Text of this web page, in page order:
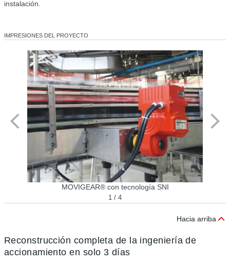
instalación.
IMPRESIONES DEL PROYECTO
MOVIGEAR® con tecnología SNI
1 / 4
Hacia arriba
Reconstrucción completa de la ingeniería de
accionamiento en solo 3 días